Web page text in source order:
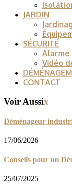
JARDIN
SÉCURITÉ
Alarme
Vidéo
CONTACT
Voir Aussix
Déménageur
17/06/2026
Conseils pour un
25/07/2025